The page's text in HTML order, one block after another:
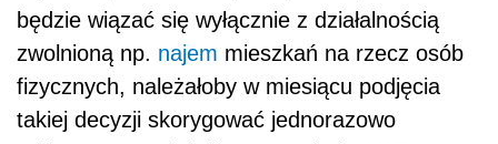
będzie wiązać się wyłącznie z działalnością
zwolnioną np. najem mieszkań na rzecz osób
fizycznych, należałoby w miesiącu podjęcia
takiej decyzji skorygować jednorazowo